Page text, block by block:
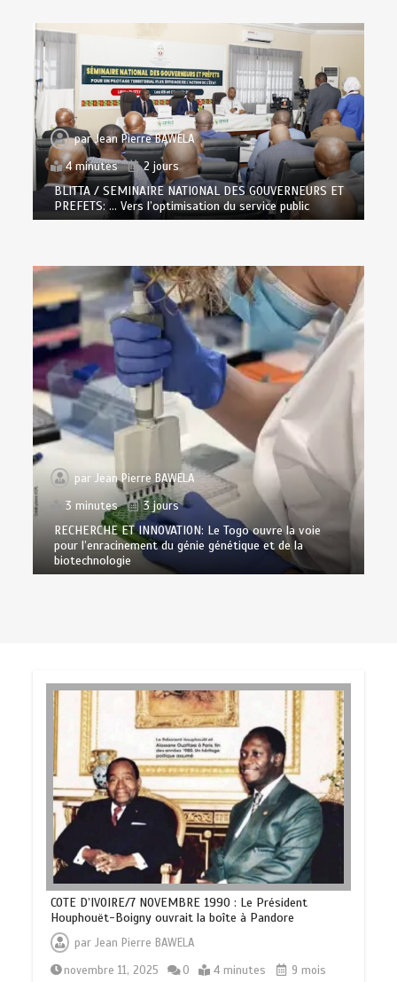
parJean Pierre BAWELA
4 minutes
2 jours
BLITTA / SEMINAIRE NATIONAL DES GOUVERNEURS ET
PREFETS: … Vers l’optimisation du service public
parJean Pierre BAWELA
3 minutes
3 jours
RECHERCHE ET INNOVATION: Le Togo ouvre la voie
pour l’enracinement du génie génétique et de la
biotechnologie
COTE D’IVOIRE/7 NOVEMBRE 1990 : Le Président
Houphouët-Boigny ouvrait la boîte à Pandore
parJean Pierre BAWELA
novembre 11, 2025
0 4 minutes
9 mois